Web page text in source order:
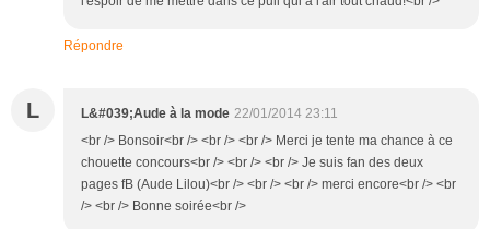
Répondre
L L&#039;Aude à la mode 22/01/2014 23:11
<br /> Bonsoir<br /> <br /> <br /> Merci je tente ma chance à ce
chouette concours<br /> <br /> <br /> Je suis fan des deux
pages fB (Aude Lilou)<br /> <br /> <br /> merci encore<br /> <br
/> <br /> Bonne soirée<br />